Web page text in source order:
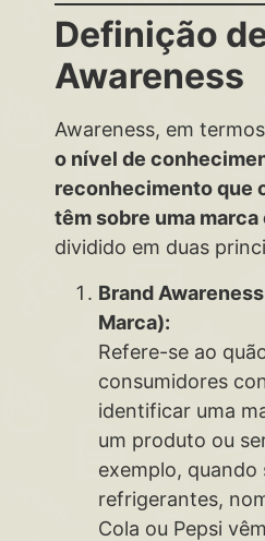
Definição
Awareness
Awareness, em
o nível de
reconhecimento que
têm sobre uma
dividido em duas
Brand
Marca):
Refere-se ao
consumidores
identificar uma
um produto ou
exemplo, quando
refrigerantes,
Cola ou Pepsi